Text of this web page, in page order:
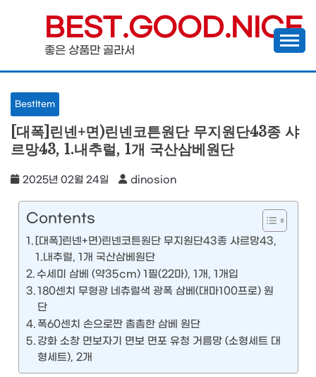
content
BEST.GOOD.NICE
좋은 상품만 골라서
BestItem
[대폭]린넨+면)린넨코튼원단 무지원단43종 샤
르망43, 1.내추럴, 1개 국산삼베원단
2025년 02월 24일 dinosion
Contents
[대폭]린넨+면)린넨코튼원단 무지원단43종 샤르망43,
1.내추럴, 1개 국산삼베원단
수세미 삼베 (약35cm) 1필(22마), 1개, 1개입
180센치 무형광 네츄럴색 광폭 삼베(대마100프로) 원
단
폭60센치 손으로짠 촘촘한 삼베 원단
강화 소창 면보자기 면보 면포 유청 거름망 (소형세트 대
형세트), 2개